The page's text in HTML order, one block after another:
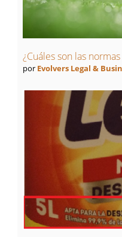
¿Cuáles son las
por Evolvers Legal &